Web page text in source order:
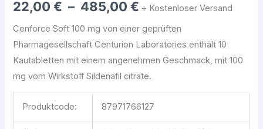
22,00€ – 485,00€ + Kostenloser Versand
Cenforce Soft 100 mg von einer geprüften
Pharmagesellschaft Centurion Laboratories enthält 10
Kautabletten mit einem angenehmen Geschmack, mit 100
mg vom Wirkstoff Sildenafil citrate.
Produktcode: 87971766127